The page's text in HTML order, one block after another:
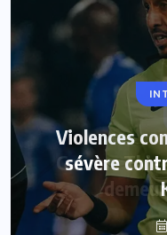
Violences
sévère